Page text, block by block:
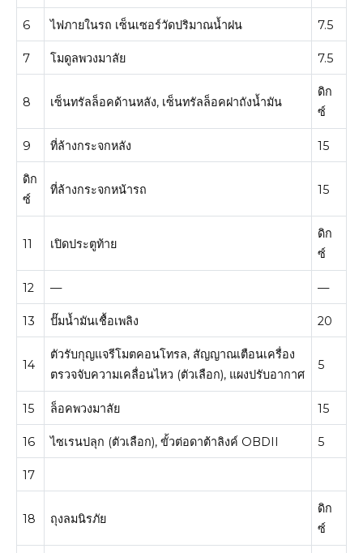
6 ไฟภายในรถ เซ็นเซอร์วัดปริมาณน้ำฝน 7.5
7 โมดูลพวงมาลัย 7.5
8 เซ็นทรัลล็อคด้านหลัง, เซ็นทรัลล็อคฝาถังน้ำมัน
ดิก
ซ์
9 ที่ล้างกระจกหลัง 15
ดิก
ซ์
ที่ล้างกระจกหน้ารถ 15
11 เปิดประตูท้าย
ดิก
ซ์
12 — —
13 ปั๊มน้ำมันเชื้อเพลิง 20
14
ตัวรับกุญแจรีโมตคอนโทรล, สัญญาณเตือนเครื่อง
ตรวจจับความเคลื่อนไหว (ตัวเลือก), แผงปรับอากาศ
5
15 ล็อคพวงมาลัย 15
16 ไซเรนปลุก (ตัวเลือก), ขั้วต่อดาต้าลิงค์ OBDII 5
17
18 ถุงลมนิรภัย
ดิก
ซ์